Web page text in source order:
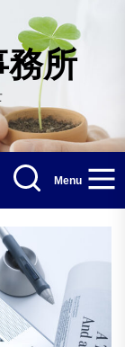
務所
Menu